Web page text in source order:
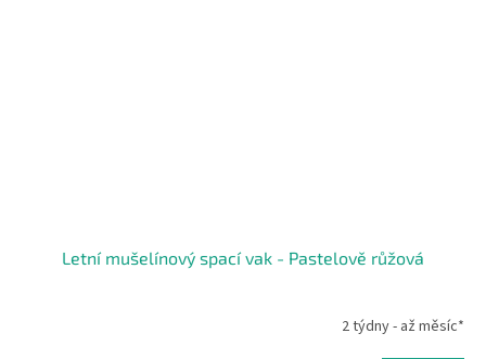
Letní mušelínový spací vak - Pastelově růžová
2 týdny - až měsíc*